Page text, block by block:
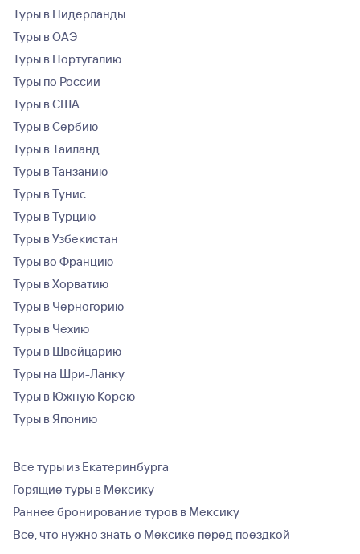
Туры в Нидерланды
Туры в ОАЭ
Туры в Португалию
Туры по России
Туры в США
Туры в Сербию
Туры в Таиланд
Туры в Танзанию
Туры в Тунис
Туры в Турцию
Туры в Узбекистан
Туры во Францию
Туры в Хорватию
Туры в Черногорию
Туры в Чехию
Туры в Швейцарию
Туры на Шри-Ланку
Туры в Южную Корею
Туры в Японию
Все туры из Екатеринбурга
Горящие туры в Мексику
Раннее бронирование туров в Мексику
Все, что нужно знать о Мексике перед поездкой